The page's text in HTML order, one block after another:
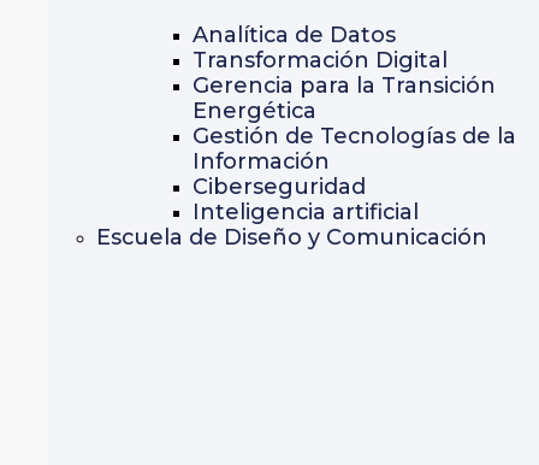
Analítica de Datos
Transformación Digital
Gerencia para la Transición
Energética
Gestión de Tecnologías de la
Información
Ciberseguridad
Inteligencia artificial
Escuela de Diseño y Comunicación